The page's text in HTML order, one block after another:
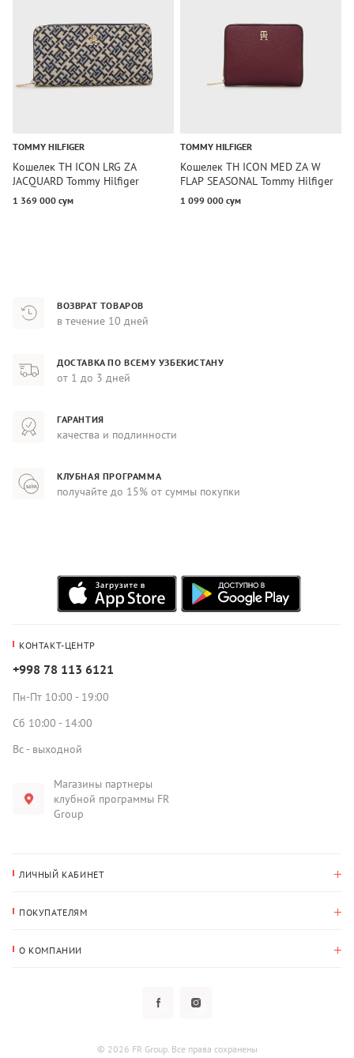
TOMMY HILFIGER
Кошелек TH ICON LRG ZA
JACQUARD Tommy Hilfiger
1 369 000 сум
TOMMY HILFIGER
Кошелек TH ICON MED ZA W
FLAP SEASONAL Tommy Hilfiger
1 099 000 сум
ВОЗВРАТ ТОВАРОВ
в течение 10 дней
ДОСТАВКА ПО ВСЕМУ УЗБЕКИСТАНУ
от 1 до 3 дней
ГАРАНТИЯ
качества и подлинности
КЛУБНАЯ ПРОГРАММА
получайте до 15% от суммы покупки
КОНТАКТ-ЦЕНТР
+998 78 113 6121
Пн-Пт 10:00 - 19:00
Сб 10:00 - 14:00
Вс - выходной
Магазины партнеры
клубной программы FR
Group
ЛИЧНЫЙ КАБИНЕТ
Адрес для доставки
ПОКУПАТЕЛЯМ
О КОМПАНИИ
Политика конфиденциальности
Пользовательское соглашение© 2026 FR Group. Все права сохранены